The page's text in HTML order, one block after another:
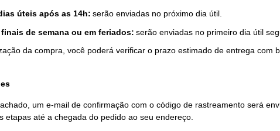
úteis após as 14h: serão enviadas no próximo dia útil.
de semana ou em feriados: serão enviadas no primeiro dia útil
da compra, você poderá verificar o prazo estimado de entrega com
um e-mail de confirmação com o código de rastreamento será
etapas até a chegada do pedido ao seu endereço.